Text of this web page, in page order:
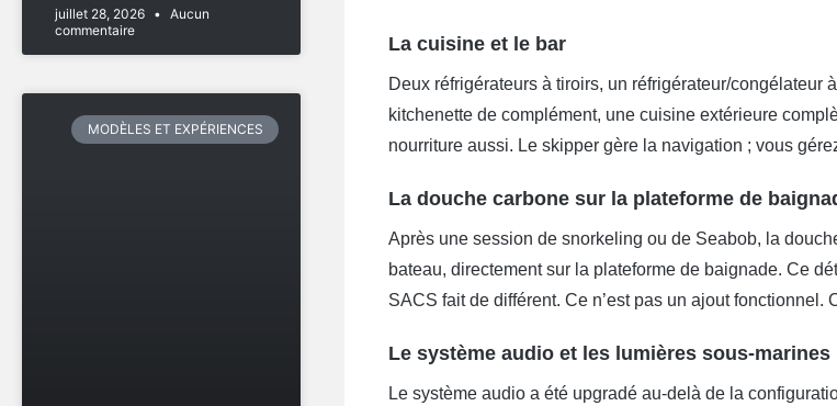
juillet 28, 2026
Aucun
commentaire
MODÈLES ET EXPÉRIENCES
La cuisine et le bar
Deux réfrigérateurs à tiroirs, un réfrigérateur/
kitchenette de complément, une cuisine extérieure
nourriture aussi. Le skipper gère la navigation ; vous
La douche carbone sur la plateforme de
Après une session de snorkeling ou de Seabob, la
bateau, directement sur la plateforme de baignade. Ce
SACS fait de différent. Ce n’est pas un ajout fonctionnel.
Le système audio et les lumières sous-marines
Le système audio a été upgradé au-delà de la